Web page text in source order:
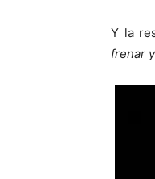
Y la
frenar